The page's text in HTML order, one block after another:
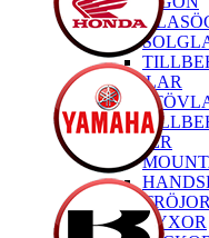
STÖVLAR
KLÄDER
TRÖJOR
BYXOR